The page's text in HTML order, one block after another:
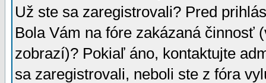
Už ste sa zaregistrovali? Pred
Bola Vám na fóre zakázaná činnosť
zobrazí)? Pokiaľ áno, kontaktujte
sa zaregistrovali, neboli ste z fóra